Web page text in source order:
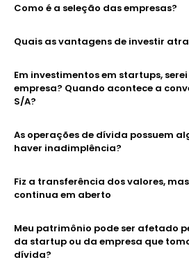
Como é a seleção das empresas?
Quais as vantagens de investir
Em investimentos em startups,
empresa? Quando acontece a
S/A?
As operações de dívida possuem
haver inadimplência?
Fiz a transferência dos valores,
continua em aberto
Meu patrimônio pode ser afetado
da startup ou da empresa que
dívida?